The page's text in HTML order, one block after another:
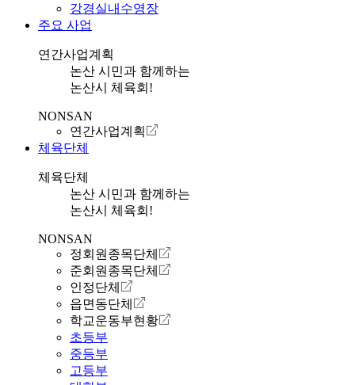
강경실내수영장
주요 사업
연간사업계획
논산 시민과 함께하는
논산시 체육회!
NONSAN
연간사업계획
체육단체
체육단체
논산 시민과 함께하는
논산시 체육회!
NONSAN
정회원종목단체
준회원종목단체
인정단체
읍면동단체
학교운동부현황
초등부
중등부
고등부